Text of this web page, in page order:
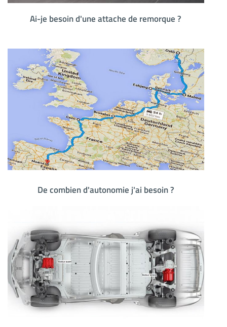
Ai-je besoin d'une attache de remorque ?
De combien d'autonomie j'ai besoin ?